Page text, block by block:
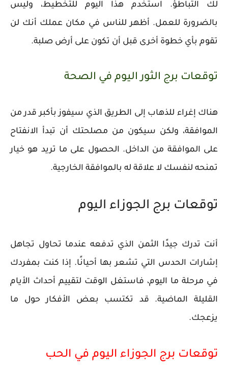
لك التباطؤ. استخدم هذا اليوم للتخطيط، وليس
بالضرورة للعمل. أظهر للناس في مكان عملك أنك لن
تقوم بأي خطوة أخرى قبل أن تكون على أرض صلبة.
توقعات برج الثور اليوم في الصحة
هناك إغراء للذهاب إلى الطريق الذي سيفوز بأكبر قدر من
الموافقة، ولكن سيكون من مصلحتك أن تبدأ الانفتاح
على الموافقة من الداخل. الحصول على ما تريد هو خيار
تمنحه لنفسك لا علاقة له بالموافقة الخارجية.
توقعات برج الجوزاء اليوم
أنت تدرك جيدًا الثمن الذي تدفعه عندما تحاول تجاهل
إشارات الحدس التي تشعر بها أحيانًا. إذا كنت بمفردك
في مرحلة ما اليوم، فاستغل الوقت لتقييم أحداث الأيام
القليلة الماضية. قد تكتسب بعض الأفكار حول ما
يزعجك.
توقعات برج الجوزاء اليوم في الحب